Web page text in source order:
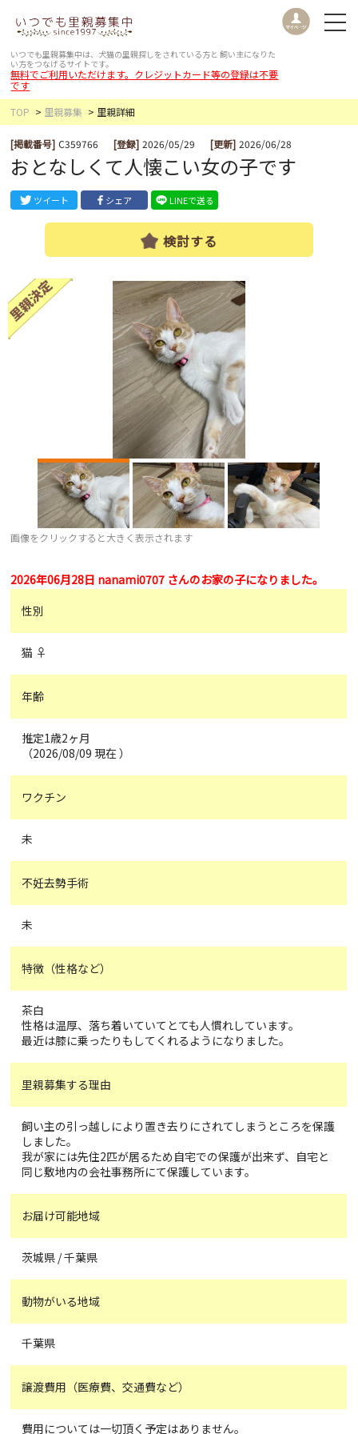
いつでも里親募集中は、犬猫の里親探しをされている方と 飼い主になりた
い方をつなげるサイトです。
無料でご利用いただけます。クレジットカード等の登録は不要
です
TOP
里親募集 里親詳細
[掲載番号] C359766 [登録] 2026/05/29 [更新] 2026/06/28
おとなしくて人懐こい女の子です
ツイート シェア LINEで送る
検討する
画像をクリックすると大きく表示されます
2026年06月28日 nanami0707 さんのお家の子になりました。
性別
猫 ♀
年齢
推定1歳2ヶ月
（2026/08/09 現在 ）
ワクチン
未
不妊去勢手術
未
特徴（性格など）
茶白
性格は温厚、落ち着いていてとても人慣れしています。
最近は膝に乗ったりもしてくれるようになりました。
里親募集する理由
飼い主の引っ越しにより置き去りにされてしまうところを保護
しました。
我が家には先住2匹が居るため自宅での保護が出来ず、自宅と
同じ敷地内の会社事務所にて保護しています。
お届け可能地域
茨城県 / 千葉県
動物がいる地域
千葉県
譲渡費用（医療費、交通費など）
費用については一切頂く予定はありません。